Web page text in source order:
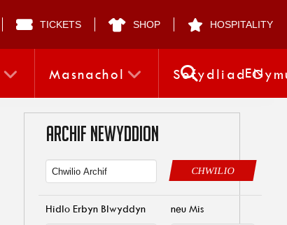
TICKETS SHOP HOSPITALITY
Masnachol SefydliadEN
ARCHIF NEWYDDION
CHWILIO
Hidlo Erbyn Blwyddyn neu Mis